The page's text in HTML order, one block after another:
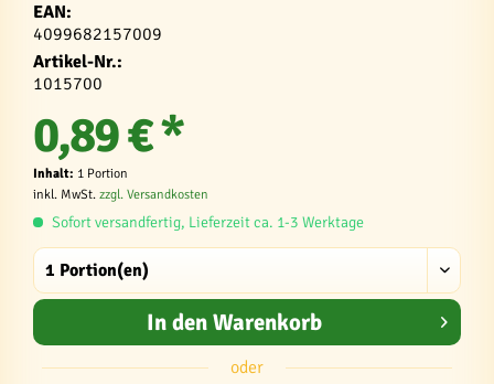
EAN:
4099682157009
Artikel-Nr.:
1015700
0,89 € *
Inhalt: 1 Portion
inkl. MwSt. zzgl. Versandkosten
Sofort versandfertig, Lieferzeit ca. 1-3 Werktage
In den Warenkorb
oder